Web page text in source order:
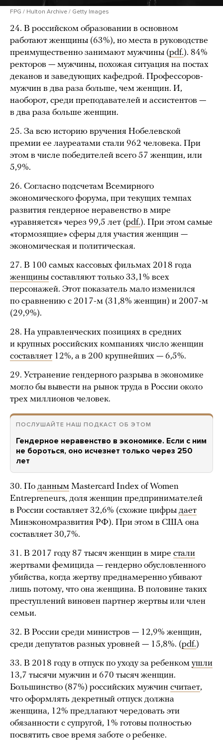
FPG / Hulton Archive / Getty Images
24. В российском образовании в основном
работают женщины (63%), но места в руководстве
преимущественно занимают мужчины (pdf.). 84%
ректоров — мужчины, похожая ситуация на постах
деканов и заведующих кафедрой. Профессоров-
мужчин в два раза больше, чем женщин. И,
наоборот, среди преподавателей и ассистентов —
в два раза больше женщин.
25. За всю историю вручения Нобелевской
премии ее лауреатами стали 962 человека. При
этом в числе победителей всего 57 женщин, или
5,9%.
26. Согласно подсчетам Всемирного
экономического форума, при текущих темпах
развития гендерное неравенство в мире
«уравняется» через 99,5 лет (pdf.). При этом самые
«тормозящие» сферы для участия женщин —
экономическая и политическая.
27. В 100 самых кассовых фильмах 2018 года
женщины составляют только 33,1% всех
персонажей. Этот показатель мало изменился
по сравнению с 2017-м (31,8% женщин) и 2007-м
(29,9%).
28. На управленческих позициях в средних
и крупных российских компаниях число женщин
составляет 12%, а в 200 крупнейших — 6,5%.
29. Устранение гендерного разрыва в экономике
могло бы вывести на рынок труда в России около
трех миллионов человек.
ПОСЛУШАЙТЕ НАШ ПОДКАСТ ОБ ЭТОМ
Гендерное неравенство в экономике. Если с ним
не бороться, оно исчезнет только через 250
лет
30. По данным Mastercard Index of Women
Entrepreneurs, доля женщин предпринимателей
в России составляет 32,6% (схожие цифры дает
Минэкономразвития РФ). При этом в США она
составляет 30,7%.
31. В 2017 году 87 тысяч женщин в мире стали
жертвами фемицида — гендерно обусловленного
убийства, когда жертву преднамеренно убивают
лишь потому, что она женщина. В половине таких
преступлений виновен партнер жертвы или член
семьи.
32. В России среди министров — 12,9% женщин,
среди депутатов разных уровней — 15,8%. (pdf.)
33. В 2018 году в отпуск по уходу за ребенком ушли
13,7 тысячи мужчин и 670 тысяч женщин.
Большинство (87%) российских мужчин считает,
что оформлять декретный отпуск должна
женщина, 12% предлагают чередовать эти
обязанности с супругой, 1% готовы полностью
посвятить свое время заботе о ребенке.